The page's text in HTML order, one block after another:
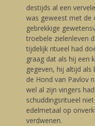
destijds al een
was geweest met de
gebrekkige
troebele zielenleven
tijdelijk ritueel had
graag dat als hij een
gegeven, hij altijd
de Hond van Pavlov
wel al zijn vingers
schuddingsritueel
edelmetaal op
verdwenen.